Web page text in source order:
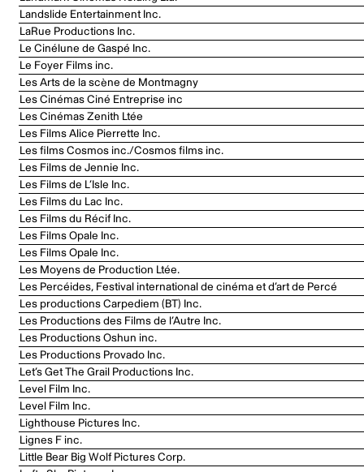
Landslide Entertainment Inc.
LaRue Productions Inc.
Le Cinélune de Gaspé Inc.
Le Foyer Films inc.
Les Arts de la scène de Montmagny
Les Cinémas Ciné Entreprise inc
Les Cinémas Zenith Ltée
Les Films Alice Pierrette Inc.
Les films Cosmos inc./Cosmos films inc.
Les Films de Jennie Inc.
Les Films de L’Isle Inc.
Les Films du Lac Inc.
Les Films du Récif Inc.
Les Films Opale Inc.
Les Films Opale Inc.
Les Moyens de Production Ltée.
Les Percéides, Festival international de cinéma et d’art de Percé
Les productions Carpediem (BT) Inc.
Les Productions des Films de l’Autre Inc.
Les Productions Oshun inc.
Les Productions Provado Inc.
Let’s Get The Grail Productions Inc.
Level Film Inc.
Level Film Inc.
Lighthouse Pictures Inc.
Lignes F inc.
Little Bear Big Wolf Pictures Corp.